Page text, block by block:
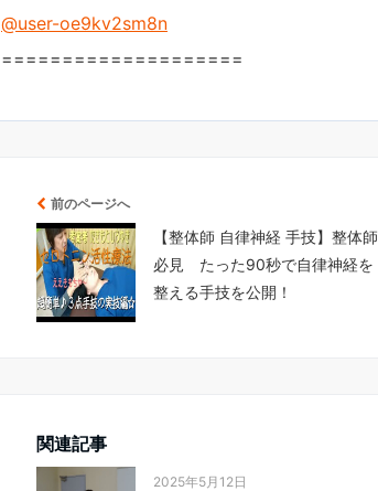
@user-oe9kv2sm8n
====================
前のページへ
【整体師 自律神経 手技】整体師
必見 たった90秒で自律神経を
整える手技を公開！
関連記事
2025年5月12日